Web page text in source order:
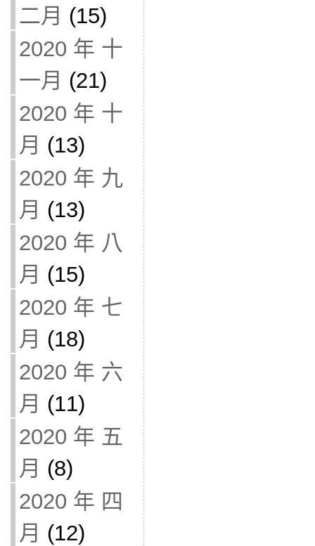
二月 (15)
2020 年 十
一月 (21)
2020 年 十
月 (13)
2020 年 九
月 (13)
2020 年 八
月 (15)
2020 年 七
月 (18)
2020 年 六
月 (11)
2020 年 五
月 (8)
2020 年 四
月 (12)